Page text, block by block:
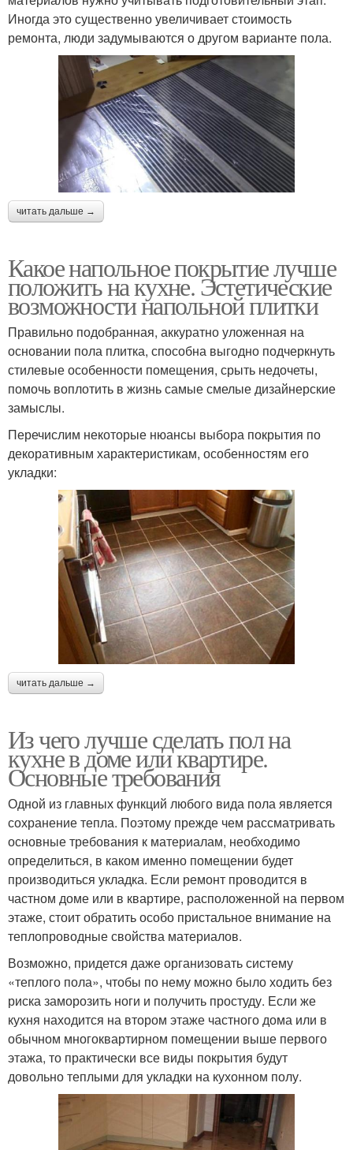
Иногда это существенно увеличивает стоимость
ремонта, люди задумываются о другом варианте пола.
читать дальше →
Какое напольное покрытие лучше
положить на кухне. Эстетические
возможности напольной плитки
Правильно подобранная, аккуратно уложенная на
основании пола плитка, способна выгодно подчеркнуть
стилевые особенности помещения, срыть недочеты,
помочь воплотить в жизнь самые смелые дизайнерские
замыслы.
Перечислим некоторые нюансы выбора покрытия по
декоративным характеристикам, особенностям его
укладки:
читать дальше →
Из чего лучше сделать пол на
кухне в доме или квартире.
Основные требования
Одной из главных функций любого вида пола является
сохранение тепла. Поэтому прежде чем рассматривать
основные требования к материалам, необходимо
определиться, в каком именно помещении будет
производиться укладка. Если ремонт проводится в
частном доме или в квартире, расположенной на первом
этаже, стоит обратить особо пристальное внимание на
теплопроводные свойства материалов.
Возможно, придется даже организовать систему
«теплого пола», чтобы по нему можно было ходить без
риска заморозить ноги и получить простуду. Если же
кухня находится на втором этаже частного дома или в
обычном многоквартирном помещении выше первого
этажа, то практически все виды покрытия будут
довольно теплыми для укладки на кухонном полу.